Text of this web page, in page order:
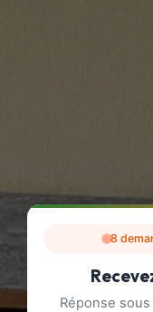
8
Réponse